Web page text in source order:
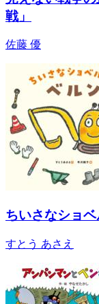
戦」
佐藤 優
ちいさなショ
すとう あさえ